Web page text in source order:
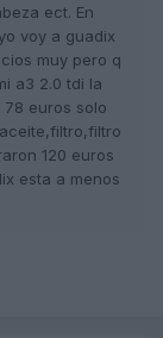
ect. En
voy a guadix
muy pero q
a3 2.0 tdi la
euros solo
120 euros
esta a menos